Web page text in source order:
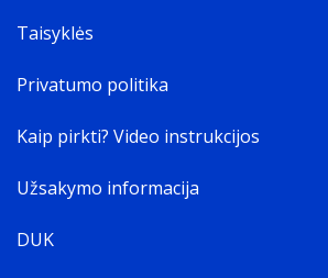
Taisyklės
Privatumo politika
Kaip pirkti? Video instrukcijos
Užsakymo informacija
DUK